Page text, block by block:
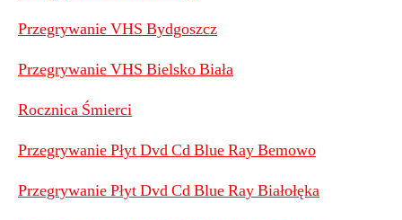
Przegrywanie VHS Bydgoszcz
Przegrywanie VHS Bielsko Biała
Rocznica Śmierci
Przegrywanie Płyt Dvd Cd Blue Ray Bemowo
Przegrywanie Płyt Dvd Cd Blue Ray Białołęka